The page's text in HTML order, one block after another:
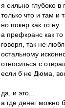
я сильно глубоко в
только что и там и
но покер как то
а префкранс как
говоря, так не
остальному
относиться с
если б не Дюма,
да, и это...
а где денег можно